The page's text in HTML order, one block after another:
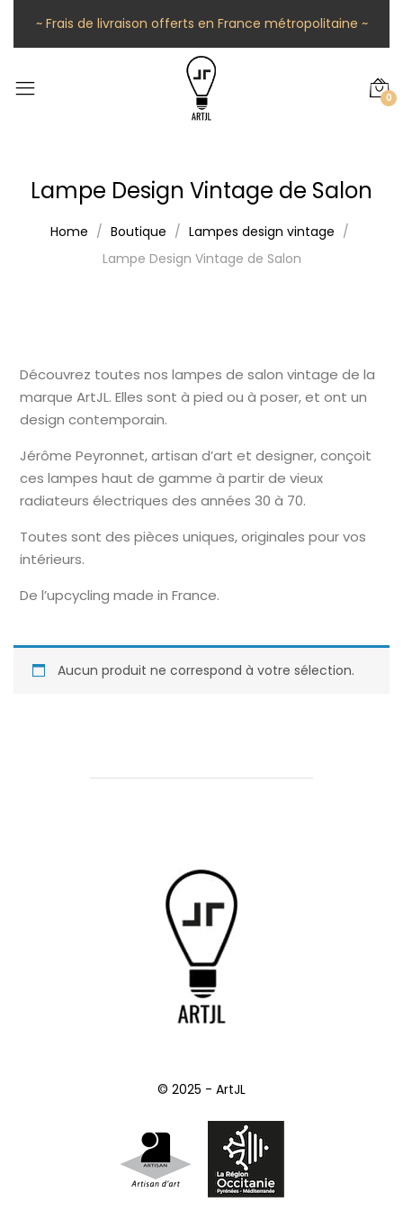
~ Frais de livraison offerts en France métropolitaine ~
0
Lampe Design Vintage de Salon
Home Boutique
Lampes design vintage
Lampe Design Vintage de Salon
Découvrez toutes nos lampes de salon vintage de la
marque ArtJL. Elles sont à pied ou à poser, et ont un
design contemporain.
Jérôme Peyronnet, artisan d’art et designer, conçoit
ces lampes haut de gamme à partir de vieux
radiateurs électriques des années 30 à 70.
Toutes sont des pièces uniques, originales pour vos
intérieurs.
De l’upcycling made in France.
Aucun produit ne correspond à votre sélection.
© 2025 - ArtJL